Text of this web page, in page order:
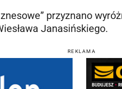
przyznano
Janasińskiego.
REKLAMA